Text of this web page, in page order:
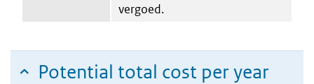
vergoed.
Potential total cost per year